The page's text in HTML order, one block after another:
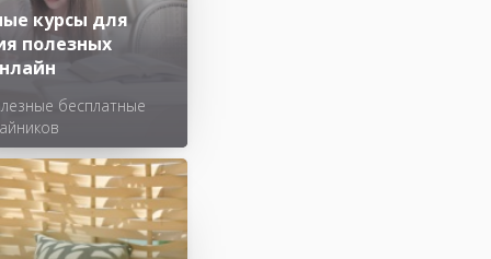
курсы для
полезных
бесплатные